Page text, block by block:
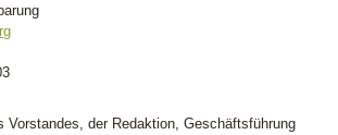
Vorstandes, der Redaktion, Geschäftsführung